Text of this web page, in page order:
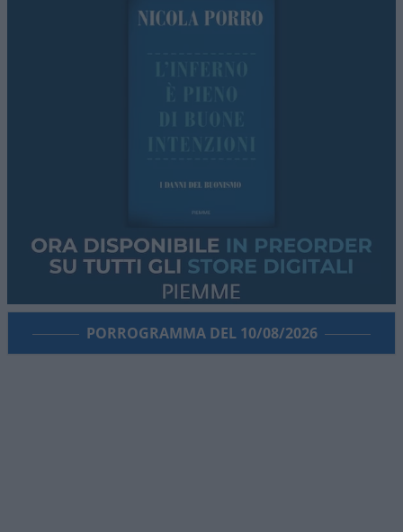
PORROGRAMMA DEL 10/08/2026